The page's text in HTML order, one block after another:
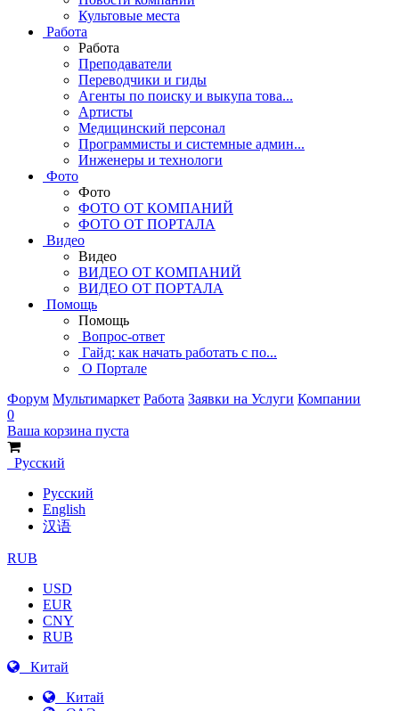
Культовые места
Работа
Работа
Преподаватели
Переводчики и гиды
Агенты по поиску и выкупа това...
Артисты
Медицинский персонал
Программисты и системные админ...
Инженеры и технологи
Фото
Фото
ФОТО ОТ КОМПАНИЙ
ФОТО ОТ ПОРТАЛА
Видео
Видео
ВИДЕО ОТ КОМПАНИЙ
ВИДЕО ОТ ПОРТАЛА
Помощь
Помощь
Вопрос-ответ
Гайд: как начать работать с по...
О Портале
Форум Мультимаркет Работа Заявки на Услуги Компании
0
Ваша корзина пуста
Русский
Русский
English
汉语
RUB
USD
EUR
CNY
RUB
Китай
Китай